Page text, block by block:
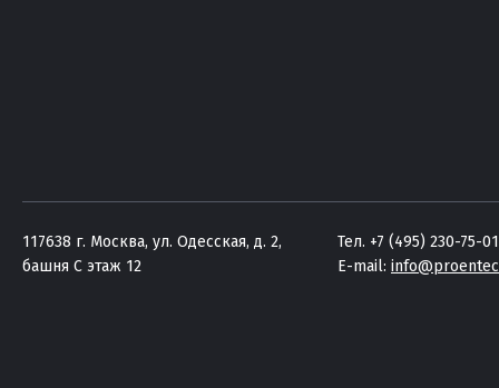
117638 г. Москва, ул. Одесская, д. 2,
башня C этаж 12
Тел. +7 (495) 230-75-01
E-mail: